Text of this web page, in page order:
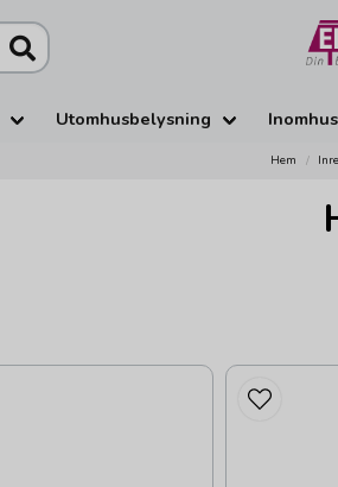
Utomhusbelysning
Hem